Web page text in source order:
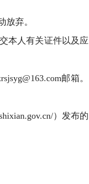
弃。
本人有关证件以及应
邮箱。
）发布的